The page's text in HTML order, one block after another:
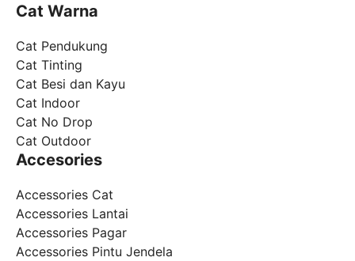
Cat Warna
Cat Pendukung
Cat Tinting
Cat Besi dan Kayu
Cat Indoor
Cat No Drop
Cat Outdoor
Accesories
Accessories Cat
Accessories Lantai
Accessories Pagar
Accessories Pintu Jendela